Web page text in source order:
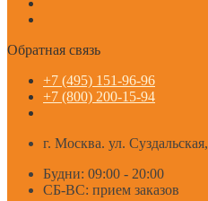
Обратная связь
+7 (495) 151-96-96
+7 (800) 200-15-94
г. Москва. ул.
Будни: 09:00 - 20:00
СБ-ВС: прием заказов